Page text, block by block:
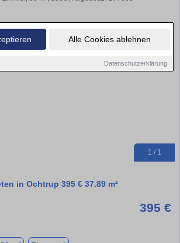
Alle Cookies ablehnen
Datenschutzerklärung
1 / 1
in Ochtrup 395 € 37.89 m²
395 €